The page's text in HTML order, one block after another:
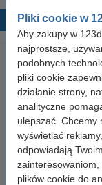
Pliki cookie w
Aby zakupy w
najprostsze,
podobnych
pliki cookie
działanie strony,
analityczne
ulepszać. Chcemy
wyświetlać
odpowiadają Twoim
plików cookie do
Papier ksero A4 80 g/
szt.),